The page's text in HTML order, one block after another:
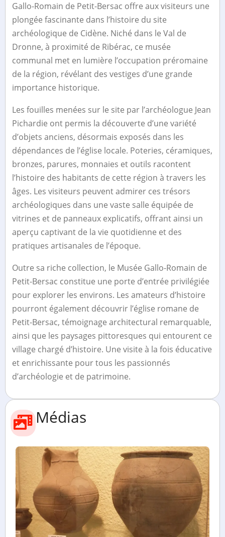
Gallo-Romain de Petit-Bersac offre aux visiteurs une
plongée fascinante dans l’histoire du site
archéologique de Cidène. Niché dans le Val de
Dronne, à proximité de Ribérac, ce musée
communal met en lumière l’occupation préromaine
de la région, révélant des vestiges d’une grande
importance historique.
Les fouilles menées sur le site par l’archéologue Jean
Pichardie ont permis la découverte d’une variété
d’objets anciens, désormais exposés dans les
dépendances de l’église locale. Poteries, céramiques,
bronzes, parures, monnaies et outils racontent
l’histoire des habitants de cette région à travers les
âges. Les visiteurs peuvent admirer ces trésors
archéologiques dans une vaste salle équipée de
vitrines et de panneaux explicatifs, offrant ainsi un
aperçu captivant de la vie quotidienne et des
pratiques artisanales de l’époque.
Outre sa riche collection, le Musée Gallo-Romain de
Petit-Bersac constitue une porte d’entrée privilégiée
pour explorer les environs. Les amateurs d’histoire
pourront également découvrir l’église romane de
Petit-Bersac, témoignage architectural remarquable,
ainsi que les paysages pittoresques qui entourent ce
village chargé d’histoire. Une visite à la fois éducative
et enrichissante pour tous les passionnés
d’archéologie et de patrimoine.
Médias